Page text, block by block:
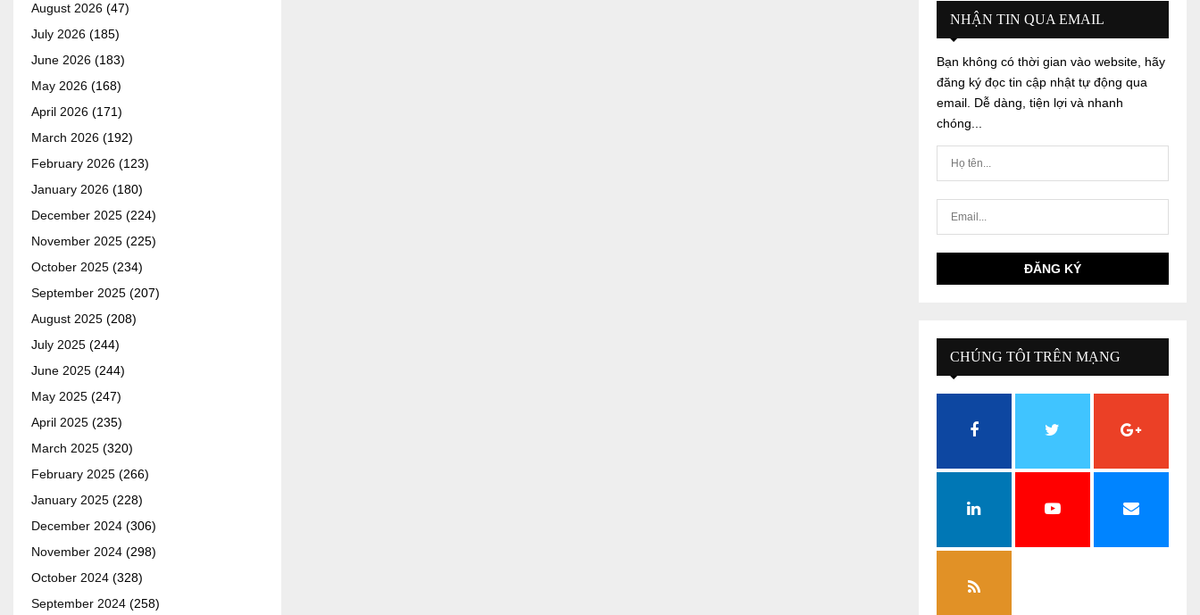
August 2026 (47)
July 2026 (185)
June 2026 (183)
May 2026 (168)
April 2026 (171)
March 2026 (192)
February 2026 (123)
January 2026 (180)
December 2025 (224)
November 2025 (225)
October 2025 (234)
September 2025 (207)
August 2025 (208)
July 2025 (244)
June 2025 (244)
May 2025 (247)
April 2025 (235)
March 2025 (320)
February 2025 (266)
January 2025 (228)
December 2024 (306)
November 2024 (298)
October 2024 (328)
September 2024 (258)
NHẬN TIN QUA EMAIL
Bạn không có thời gian vào website, hãy
đăng ký đọc tin cập nhật tự động qua
email. Dễ dàng, tiện lợi và nhanh
chóng...
CHÚNG TÔI TRÊN MẠNG
XÃ HỘI